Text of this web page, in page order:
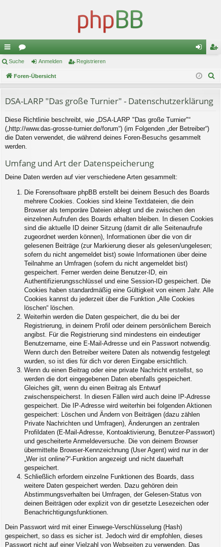
ch
ne
ug
riff
or
en m
de
ist
re
Suche Anmelden Registrieren
Foren-Übersicht
DSA-LARP "Das große Turnier" - Datenschutzerklärung
Diese Richtlinie beschreibt, wie „DSA-LARP "Das große Turnier"“
(„http://www.das-grosse-turnier.de/forum“) (im Folgenden „der Betreiber“)
die Daten verwendet, die während deines Foren-Besuchs gesammelt
werden.
Umfang und Art der Datenspeicherung
Deine Daten werden auf vier verschiedene Arten gesammelt:
Die Forensoftware phpBB erstellt bei deinem Besuch des Boards
mehrere Cookies. Cookies sind kleine Textdateien, die dein
Browser als temporäre Dateien ablegt und die zwischen den
einzelnen Aufrufen des Boards erhalten bleiben. In diesen Cookies
sind die aktuelle ID deiner Sitzung (damit dir alle Seitenaufrufe
zugeordnet werden können), Informationen über die von dir
gelesenen Beiträge (zur Markierung dieser als gelesen/ungelesen;
sofern du nicht angemeldet bist) sowie Informationen über deine
Teilnahme an Umfragen (sofern du nicht angemeldet bist)
gespeichert. Ferner werden deine Benutzer-ID, ein
Authentifizierungsschlüssel und eine Session-ID gespeichert. Die
Cookies haben standardmäßig eine Gültigkeit von einem Jahr. Alle
Cookies kannst du jederzeit über die Funktion „Alle Cookies
löschen“ löschen.
Weiterhin werden die Daten gespeichert, die du bei der
Registrierung, in deinem Profil oder deinem persönlichem Bereich
angibst. Für die Registrierung sind mindestens ein eindeutiger
Benutzername, eine E-Mail-Adresse und ein Passwort notwendig.
Wenn durch den Betreiber weitere Daten als notwendig festgelegt
wurden, so ist dies für dich vor deren Eingabe ersichtlich.
Wenn du einen Beitrag oder eine private Nachricht erstellst, so
werden die dort eingegebenen Daten ebenfalls gespeichert.
Gleiches gilt, wenn du einen Beitrag als Entwurf
zwischenspeicherst. In diesen Fällen wird auch deine IP-Adresse
gespeichert. Die IP-Adresse wird weiterhin bei folgenden Aktionen
gespeichert: Löschen und Ändern von Beiträgen (dazu zählen
Private Nachrichten und Umfragen), Änderungen an zentralen
Profildaten (E-Mail-Adresse, Kontoaktivierung, Benutzer-Passwort)
und gescheiterte Anmeldeversuche. Die von deinem Browser
übermittelte Browser-Kennzeichnung (User Agent) wird nur in der
„Wer ist online?“-Funktion angezeigt und nicht dauerhaft
gespeichert.
Schließlich erfordern einzelne Funktionen des Boards, dass
weitere Daten gespeichert werden. Dazu gehören dein
Abstimmungsverhalten bei Umfragen, der Gelesen-Status von
deinen Beiträgen oder explizit von dir gesetzte Lesezeichen oder
Benachrichtigungsfunktionen.
Dein Passwort wird mit einer Einwege-Verschlüsselung (Hash)
gespeichert, so dass es sicher ist. Jedoch wird dir empfohlen, dieses
Passwort nicht auf einer Vielzahl von Webseiten zu verwenden. Das